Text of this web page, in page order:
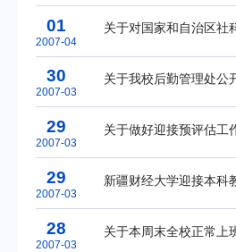
01
2007-04
关于对国家和自治区社
30
2007-03
关于我校后勤管理处公
29
2007-03
关于做好迎接预评估工
29
2007-03
28
2007-03
关于本周末全校正常上